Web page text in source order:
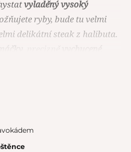
vyladěný vysoký
ryby, bude tu velmi
delikátní steak z halibuta.
budete schopní jíst jen